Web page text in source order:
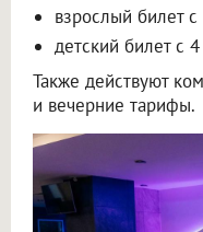
взрослый билет
детский билет с
Также действуют
и вечерние тарифы.